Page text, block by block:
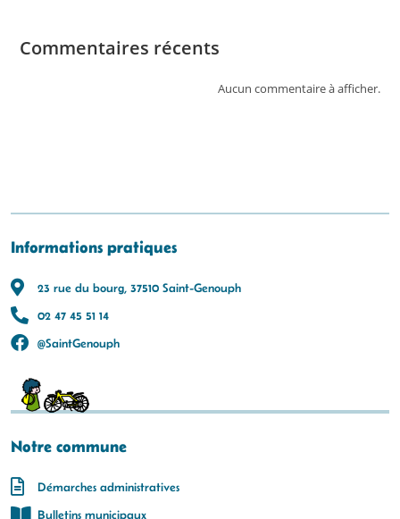
Commentaires récents
Aucun commentaire à afficher.
Informations pratiques
23 rue du bourg, 37510 Saint-Genouph
02 47 45 51 14
@SaintGenouph
Notre commune
Démarches administratives
Bulletins municipaux